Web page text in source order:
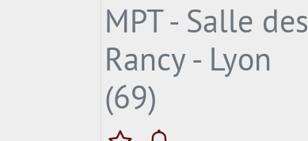
MPT - Salle des
Rancy - Lyon
(69)